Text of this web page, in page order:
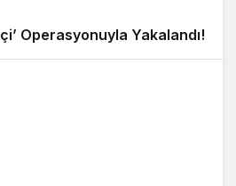
Operasyonuyla Yakalandı!